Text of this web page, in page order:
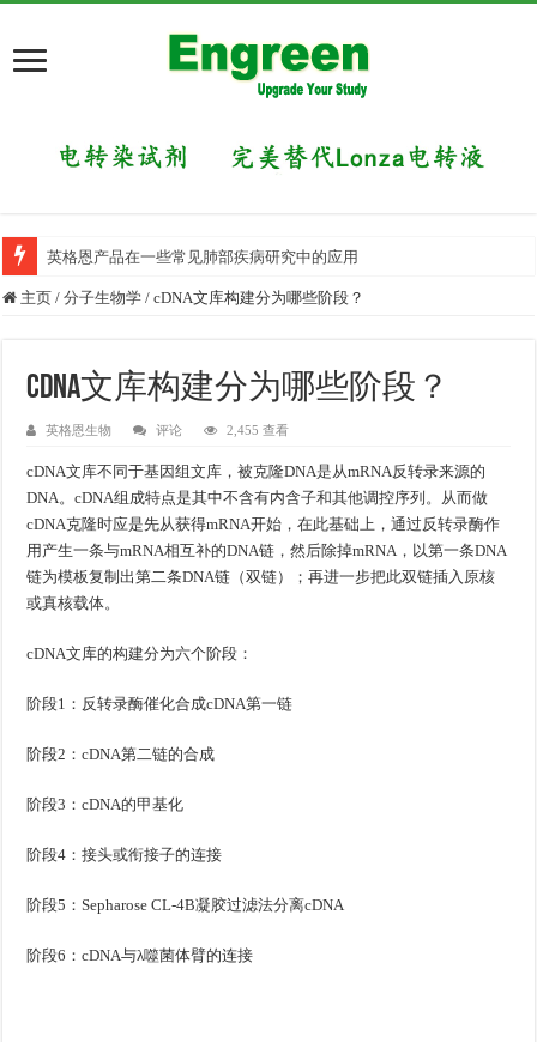
英格恩产品在一些常见肺部疾病研究中的应用
主页 / 分子生物学 / cDNA文库构建分为哪些阶段？
cDNA文库构建分为哪些阶段？
英格恩生物 评论 2,455 查看
cDNA文库不同于基因组文库，被克隆DNA是从mRNA反转录来源的
DNA。cDNA组成特点是其中不含有内含子和其他调控序列。从而做
cDNA克隆时应是先从获得mRNA开始，在此基础上，通过反转录酶作
用产生一条与mRNA相互补的DNA链，然后除掉mRNA，以第一条DNA
链为模板复制出第二条DNA链（双链）；再进一步把此双链插入原核
或真核载体。
cDNA文库的构建分为六个阶段：
阶段1：反转录酶催化合成cDNA第一链
阶段2：cDNA第二链的合成
阶段3：cDNA的甲基化
阶段4：接头或衔接子的连接
阶段5：Sepharose CL-4B凝胶过滤法分离cDNA
阶段6：cDNA与λ噬菌体臂的连接